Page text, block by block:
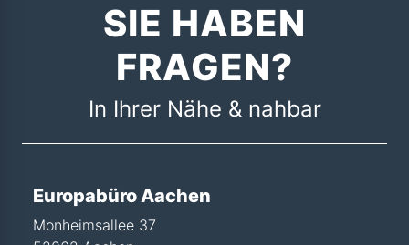
SIE HABEN
FRAGEN?
In Ihrer Nähe & nahbar
Europabüro Aachen
Monheimsallee 37